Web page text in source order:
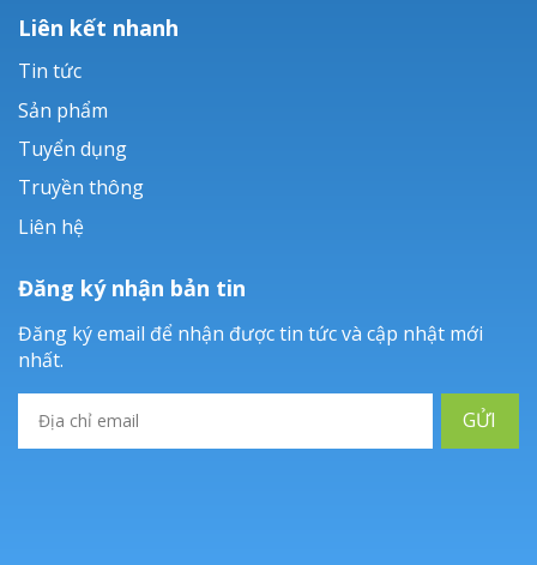
Liên kết nhanh
Tin tức
Sản phẩm
Tuyển dụng
Truyền thông
Liên hệ
Đăng ký nhận bản tin
Đăng ký email để nhận được tin tức và cập nhật mới
nhất.
GỬI